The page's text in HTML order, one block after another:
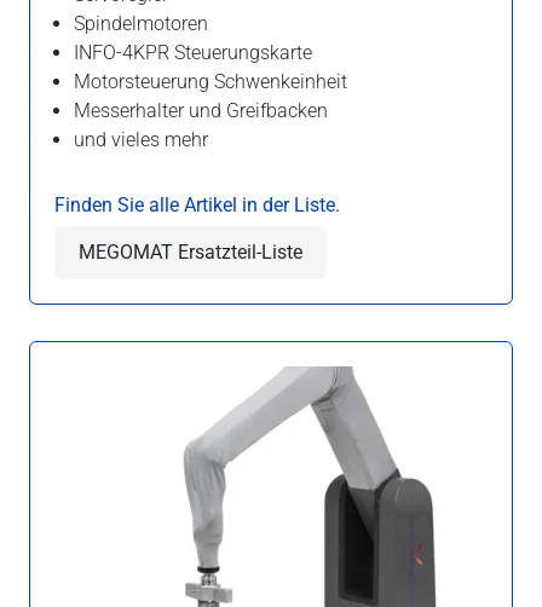
Spindelmotoren
INFO-4KPR Steuerungskarte
Motorsteuerung Schwenkeinheit
Messerhalter und Greifbacken
und vieles mehr
Finden Sie alle Artikel in der Liste.
MEGOMAT Ersatzteil-Liste